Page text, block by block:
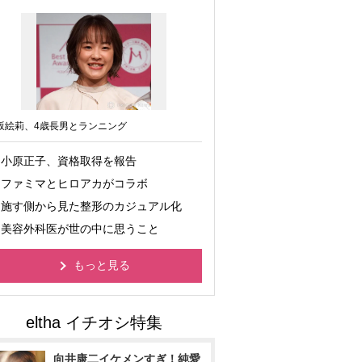
絵莉、4歳長男とランニング
小原正子、資格取得を報告
ファミマとヒロアカがコラボ
施す側から見た整形のカジュアル化
美容外科医が世の中に思うこと
もっと見る
向井康二イケメンすぎ！純愛